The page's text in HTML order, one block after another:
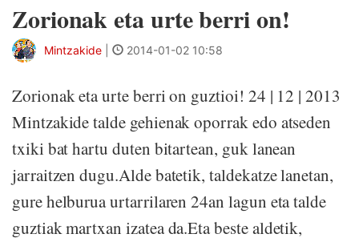
Zorionak eta urte berri on!
Mintzakide 2014-01-02 10:58
Zorionak eta urte berri on guztioi! 24 | 12 | 2013
Mintzakide talde gehienak oporrak edo atseden
txiki bat hartu duten bitartean, guk lanean
jarraitzen dugu.Alde batetik, taldekatze lanetan,
gure helburua urtarrilaren 24an lagun eta talde
guztiak martxan izatea da.Eta beste aldetik,